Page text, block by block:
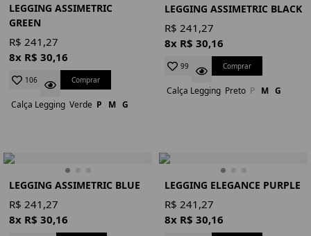
LEGGING ASSIMETRIC
GREEN
R$ 241,27
8x R$ 30,16
106 Comprar
Calça Legging Verde P M G
LEGGING ASSIMETRIC BLACK
R$ 241,27
8x R$ 30,16
99 Comprar
Calça Legging Preto P M G
LEGGING ASSIMETRIC BLUE
R$ 241,27
8x R$ 30,16
LEGGING ELEGANCE PURPLE
R$ 241,27
8x R$ 30,16